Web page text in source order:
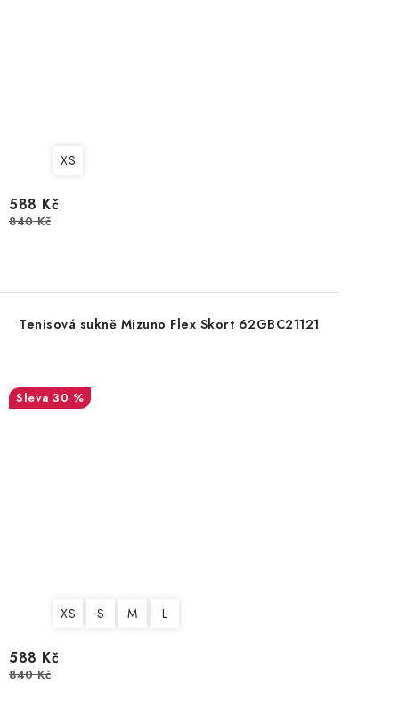
XS
588 Kč
840 Kč
Tenisová sukně Mizuno Flex Skort 62GBC21121
30 %
XS S M L
588 Kč
840 Kč